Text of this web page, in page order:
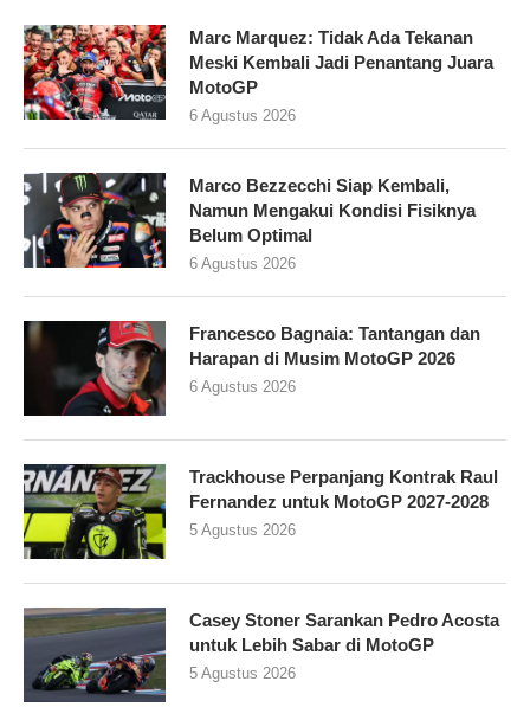
Marc Marquez: Tidak Ada Tekanan
Meski Kembali Jadi Penantang Juara
MotoGP
6 Agustus 2026
Marco Bezzecchi Siap Kembali,
Namun Mengakui Kondisi Fisiknya
Belum Optimal
6 Agustus 2026
Francesco Bagnaia: Tantangan dan
Harapan di Musim MotoGP 2026
6 Agustus 2026
Trackhouse Perpanjang Kontrak Raul
Fernandez untuk MotoGP 2027-2028
5 Agustus 2026
Casey Stoner Sarankan Pedro Acosta
untuk Lebih Sabar di MotoGP
5 Agustus 2026